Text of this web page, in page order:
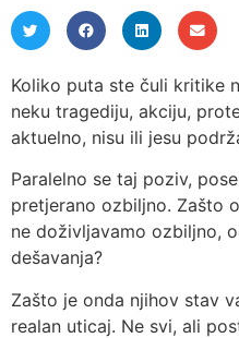
Koliko puta ste čuli kritike
neku tragediju, akciju,
aktuelno, nisu ili jesu
Paralelno se taj poziv,
pretjerano ozbiljno. Zašto
ne doživljavamo ozbiljno,
dešavanja?
Zašto je onda njihov stav
realan uticaj. Ne svi, ali